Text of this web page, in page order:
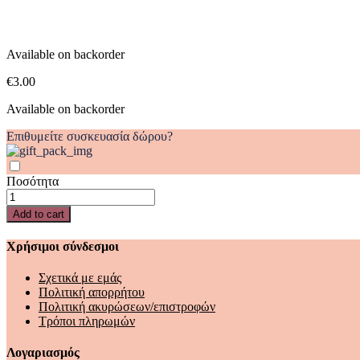
Available on backorder
€3.00
Available on backorder
Επιθυμείτε συσκευασία δώρου?
Ποσότητα
ΑΥΤΟΚΟΛΛΗΤΑ
ΕΠΑΝΑΚΟΛΛΟΥΜΕΝΑ
ΣΕΤ
24Χ25ΕΚ
JURASSIC
Add to cart
Χρήσιμοι σύνδεσμοι
Σχετικά με εμάς
Πολιτική απορρήτου
Πολιτική ακυρώσεων/επιστροφών
Τρόποι πληρωμών
Λογαριασμός